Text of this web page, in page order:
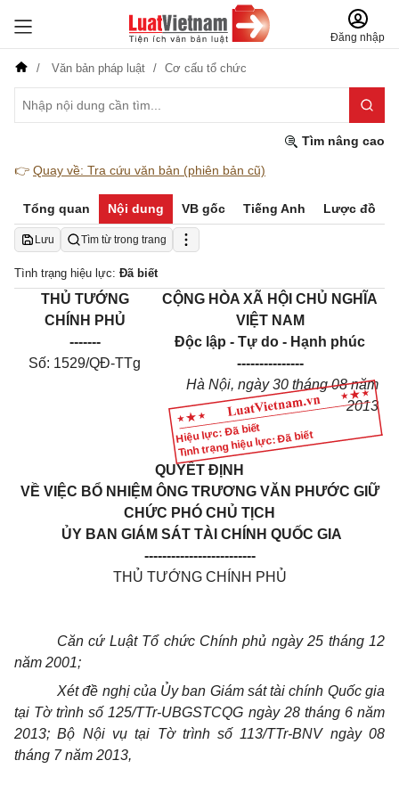
Đăng nhập
Văn bản pháp luật Cơ cấu tổ chức
Tìm nâng cao
👉 Quay về: Tra cứu văn bản (phiên bản cũ)
Tổng quan Nội dung VB gốc Tiếng Anh Lược đồ
Lưu Tìm từ trong trang
Tình trạng hiệu lực: Đã biết
Hiệu lực: Đã biết
Tình trạng hiệu lực: Đã biết
THỦ TƯỚNG
CHÍNH PHỦ
-------
Số: 1529/QĐ-TTg
CỘNG HÒA XÃ HỘI CHỦ NGHĨA
VIỆT NAM
Độc lập - Tự do - Hạnh phúc
---------------
Hà Nội, ngày 30 tháng 08 năm
2013
QUYẾT ĐỊNH
VỀ VIỆC BỔ NHIỆM ÔNG TRƯƠNG VĂN PHƯỚC GIỮ
CHỨC PHÓ CHỦ TỊCH
ỦY BAN GIÁM SÁT TÀI CHÍNH QUỐC GIA
-------------------------
THỦ TƯỚNG CHÍNH PHỦ
Căn cứ Luật Tổ chức Chính phủ ngày 25 tháng 12
năm 2001;
Xét đề nghị của Ủy ban Giám sát tài chính Quốc gia
tại Tờ trình số 125/TTr-UBGSTCQG ngày 28 tháng 6 năm
2013; Bộ Nội vụ tại Tờ trình số 113/TTr-BNV ngày 08
tháng 7 năm 2013,